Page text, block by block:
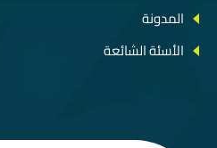
المدونة
الأسئة الشائعة